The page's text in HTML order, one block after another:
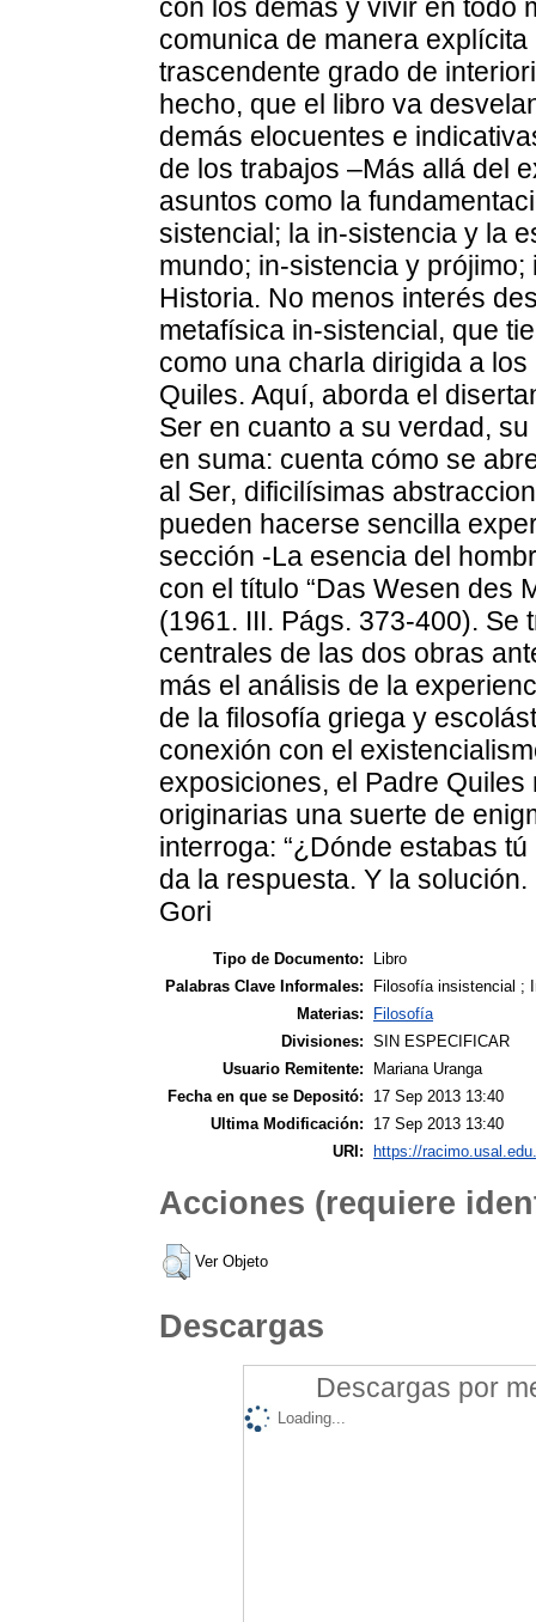
con los demás y vivir en todo
comunica de manera
trascendente grado de
hecho, que el libro va
demás elocuentes e
de los trabajos –Más allá del
asuntos como la
sistencial; la in-sistencia y la
mundo; in-sistencia y
Historia. No menos interés
metafísica in-sistencial, que
como una charla dirigida a
Quiles. Aquí, aborda el
Ser en cuanto a su verdad,
en suma: cuenta cómo se
al Ser, dificilísimas
pueden hacerse sencilla
sección -La esencia del
con el título “Das Wesen des
(1961. III. Págs. 373-400).
centrales de las dos obras
más el análisis de la
de la filosofía griega y
conexión con el
exposiciones, el Padre
originarias una suerte de
interroga: “¿Dónde estabas
da la respuesta. Y la
Gori
Tipo de Documento:
Libro
Palabras Clave Informales:
Filosofía insistencial ;
Materias:
Filosofía
Divisiones: SIN ESPECIFICAR
Usuario Remitente:
Mariana Uranga
Fecha en que se Depositó:
17 Sep 2013 13:40
Ultima Modificación:
17 Sep 2013 13:40
URI: https://
Acciones (requiere
Ver Objeto
Descargas
Descargas por
Loading...